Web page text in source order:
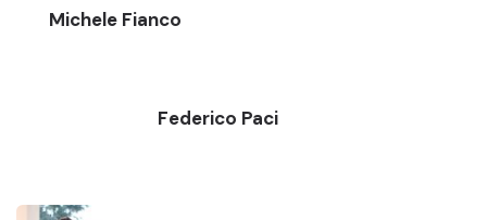
Michele Fianco
Federico Paci